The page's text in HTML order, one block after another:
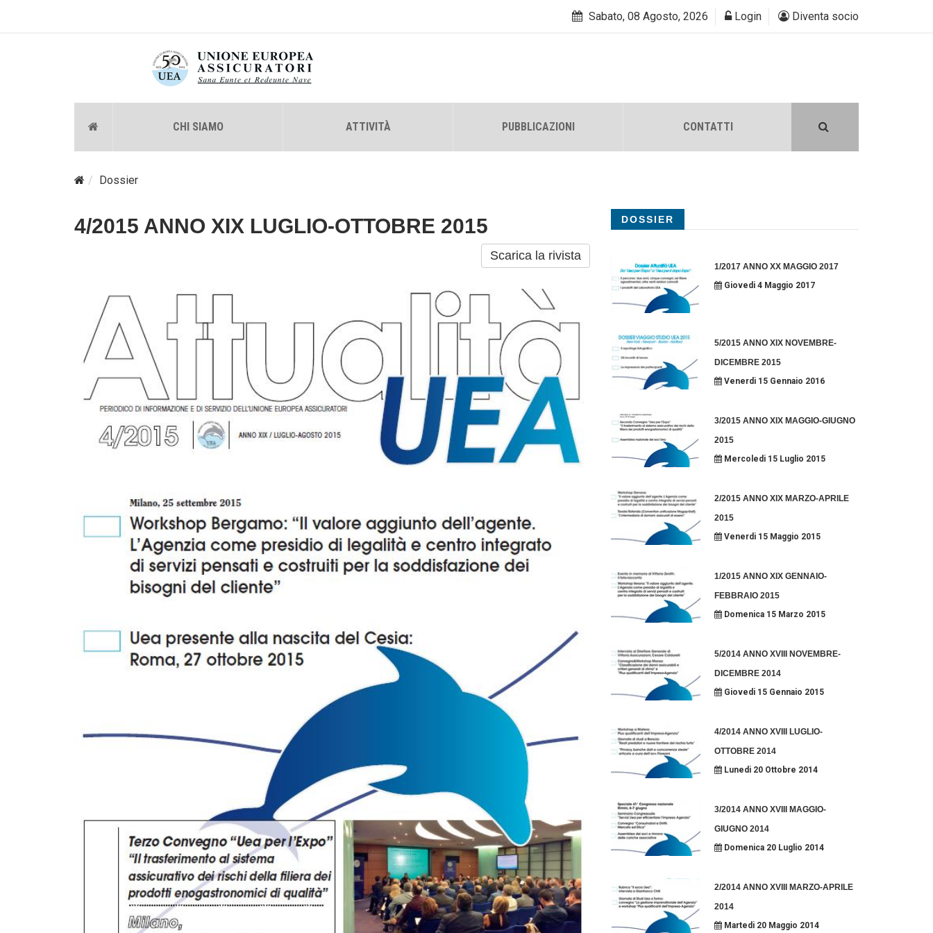
Sabato, 08 Agosto, 2026 Login Diventa socio
CHI SIAMO ATTIVITÀ PUBBLICAZIONI CONTATTI
Dossier
4/2015 ANNO XIX LUGLIO-OTTOBRE 2015
Scarica la rivista
DOSSIER
1/2017 ANNO XX MAGGIO 2017
Giovedi 4 Maggio 2017
5/2015 ANNO XIX NOVEMBRE-
DICEMBRE 2015
Venerdi 15 Gennaio 2016
3/2015 ANNO XIX MAGGIO-GIUGNO
2015
Mercoledi 15 Luglio 2015
2/2015 ANNO XIX MARZO-APRILE
2015
Venerdi 15 Maggio 2015
1/2015 ANNO XIX GENNAIO-
FEBBRAIO 2015
Domenica 15 Marzo 2015
5/2014 ANNO XVIII NOVEMBRE-
DICEMBRE 2014
Giovedi 15 Gennaio 2015
4/2014 ANNO XVIII LUGLIO-
OTTOBRE 2014
Lunedi 20 Ottobre 2014
3/2014 ANNO XVIII MAGGIO-
GIUGNO 2014
Domenica 20 Luglio 2014
2/2014 ANNO XVIII MARZO-APRILE
2014
Martedi 20 Maggio 2014